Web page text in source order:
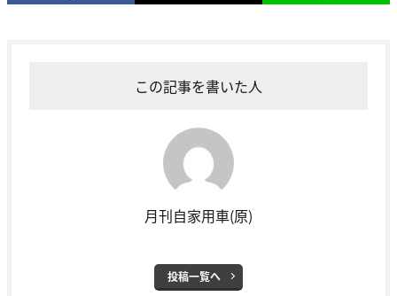
この記事を書いた人
月刊自家用車(原)
投稿一覧へ